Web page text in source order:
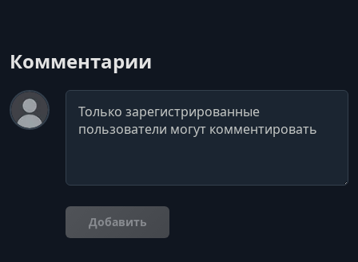
Комментарии
Комментарий
Добавить